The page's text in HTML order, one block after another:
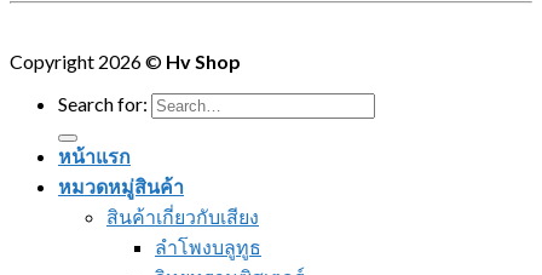
Copyright 2026 © Hv Shop
Search for:
หน้าแรก
หมวดหมู่สินค้า
สินค้าเกี่ยวกับเสียง
ลำโพงบลูทูธ